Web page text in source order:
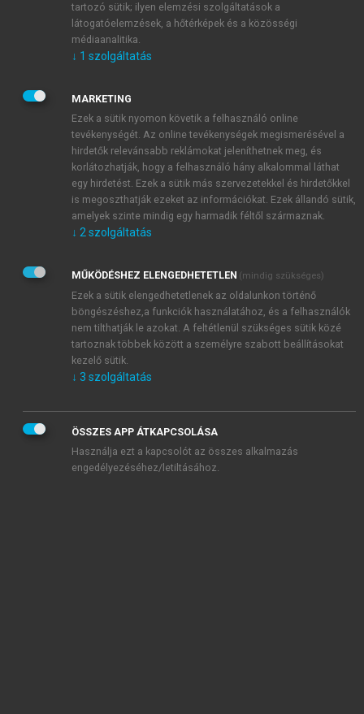
JELSZÓ
JELSZÓ ÚJRA
Kérek értesítést a MeRSZ újdonságairól, akcióiról.
Kérek értesítést az Akadémiai Kiadó Zrt. újdonságairól,
Adatkezelési tájékoztatóbanfoglaltakat tudomásul
veszem és elfogadom.
Általános vásárlási feltételeket, valamint a szotar.netés a
mersz.huoldalak licencszerződéseiben foglaltakat
tudomásul veszem és elfogadom.
KIPRÓBÁLOM
tartozó sütik; ilyen elemzési szolgáltatások a
látogatóelemzések, a hőtérképek és a közösségi
médiaanalitika.
↓ 1 szolgáltatás
MARKETING
Ezek a sütik nyomon követik a felhasználó online
tevékenységét. Az online tevékenységek megismerésével a
hirdetők relevánsabb reklámokat jeleníthetnek meg, és
korlátozhatják, hogy a felhasználó hány alkalommal láthat
egy hirdetést. Ezek a sütik más szervezetekkel és hirdetőkkel
is megoszthatják ezeket az információkat. Ezek állandó sütik,
amelyek szinte mindig egy harmadik féltől származnak.
↓ 2 szolgáltatás
MŰKÖDÉSHEZ ELENGEDHETETLEN (mindig szükséges)
Ezek a sütik elengedhetetlenek az oldalunkon történő
böngészéshez,a funkciók használatához, és a felhasználók
nem tilthatják le azokat. A feltétlenül szükséges sütik közé
tartoznak többek között a személyre szabott beállításokat
kezelő sütik.
↓ 3 szolgáltatás
ÖSSZES APP ÁTKAPCSOLÁSA
Használja ezt a kapcsolót az összes alkalmazás
engedélyezéséhez/letiltásához.